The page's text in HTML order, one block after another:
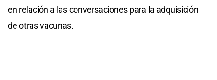
en relación a las conversaciones para la adquisición
de otras vacunas.